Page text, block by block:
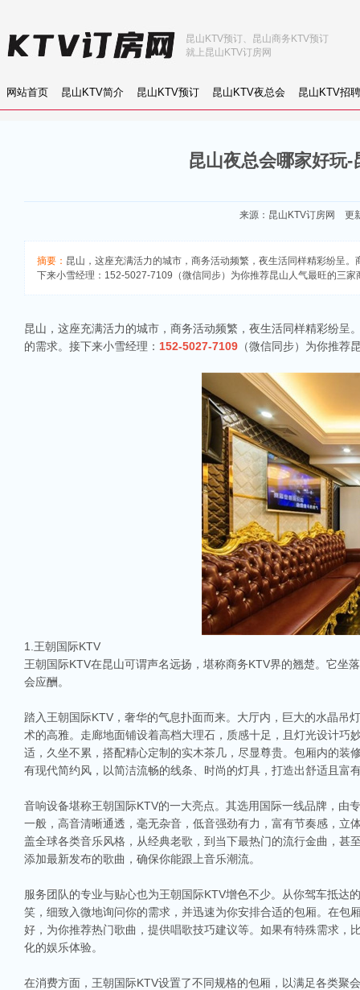
网站首页 昆山KTV简介 昆山KTV预订 昆山KTV夜总会 昆山KTV招聘
昆山KTV预订、昆山商务KTV预订
就上昆山KTV订房网
昆山夜总会哪家好玩
来源： 昆山KTV订房网 更
摘要： 昆山，这座充满活力的城市，商务活动频繁，夜生活同样精彩纷呈
下来小雪经理：152-5027-7109（微信同步）为你推荐昆山人气最旺的三
昆山，这座充满活力的城市，商务活动频繁，夜生活同样精彩纷
的需求。接下来小雪经理： 152-5027-7109 （微信同步）为你推荐
1.王朝国际KTV
王朝国际KTV在昆山可谓声名远扬，堪称商务KTV界的翘楚。它坐
会应酬。
踏入王朝国际KTV，奢华的气息扑面而来。大厅内，巨大的水晶
术的高雅。走廊地面铺设着高档大理石，质感十足，且灯光设计
适，久坐不累，搭配精心定制的实木茶几，尽显尊贵。包厢内的
有现代简约风，以简洁流畅的线条、时尚的灯具，打造出舒适且富
音响设备堪称王朝国际KTV的一大亮点。其选用国际一线品牌，由
一般，高音清晰通透，毫无杂音，低音强劲有力，富有节奏感，
盖全球各类音乐风格，从经典老歌，到当下最热门的流行金曲，
添加最新发布的歌曲，确保你能跟上音乐潮流。
服务团队的专业与贴心也为王朝国际KTV增色不少。从你驾车抵
笑，细致入微地询问你的需求，并迅速为你安排合适的包厢。在
好，为你推荐热门歌曲，提供唱歌技巧建议等。如果有特殊需求
化的娱乐体验。
在消费方面，王朝国际KTV设置了不同规格的包厢，以满足各类